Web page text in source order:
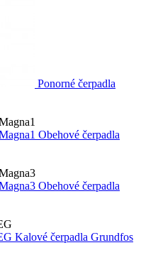
Ponorné čerpadla
Obehové čerpadla
Obehové čerpadla
Kalové čerpadla Grundfos